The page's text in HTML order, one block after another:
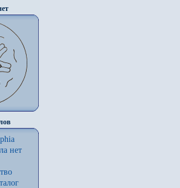
нет